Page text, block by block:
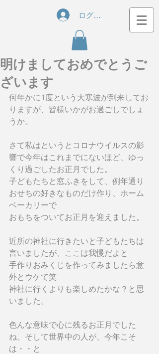
ログイン
明けましておめでとうご
ざいます
何年かに1度という大寒波が到来してお
りますが、皆様いかがお過ごしでしょ
うか。
さて私はというとコロナウイルスの影
響で今年はこれまでにないほど、ゆっ
くり過ごしたお正月でした。
子どもたちと窓ふきをして、例年通り
おせちの好きなものだけ作り、ホーム
ベーカリーで
おもちをついてお正月を迎えました。
近所の神社に行きたいと子どもたちは
言いましたが、ここは我慢だよと
手作りおみくじを作ってみましたら意
外とウケて笑
神社に行くよりも楽しめたかな？と思
いました。
色んな意味で心に残るお正月でした
ね。そして世界中の人が、今年こそ
は・・と